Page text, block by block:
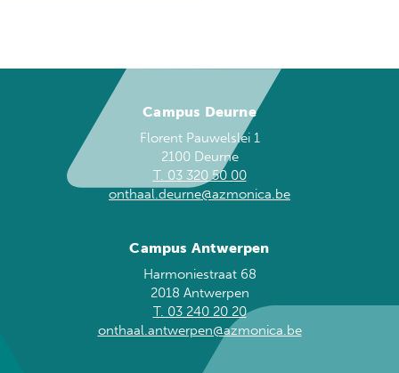
Campus Deurne
Florent Pauwelslei 1
2100 Deurne
T. 03 320 50 00
onthaal.deurne@azmonica.be
Campus Antwerpen
Harmoniestraat 68
2018 Antwerpen
T. 03 240 20 20
onthaal.antwerpen@azmonica.be